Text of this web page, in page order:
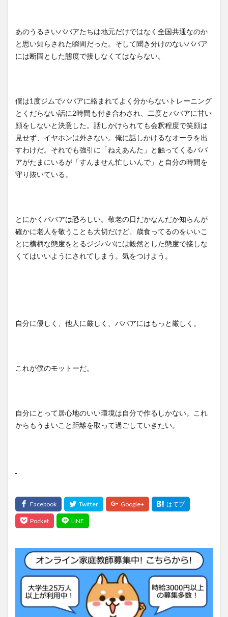
あのうるさいババアたちは地元だけではなく全国共通なのか
と思い知らされた瞬間だった。そして聞き分けのないババア
には断固とした態度で接しなくてはならない。
僕は1度ジムでババアに絡まれてよく分からないトレーニング
とくだらない話に2時間も付き合わされ、二度とババアに甘い
顔をしないと決意した。話しかけられても会釈程度で笑顔は
見せず、イヤホンは外さない。俺に話しかけるなオーラを出
すわけだ。それでも強引に「ねえあんた」と触ってくるババ
アがたまにいるが「すんません忙しいんで」と自分の時間を
守り抜いている。
とにかくババアは恐ろしい。敬老の日だかなんだか知らんが
確かに老人を敬うことも大切だけど、歳食ってるのをいいこ
とに横柄な態度をとるジジババには毅然とした態度で接しな
くてはいいようにされてしまう。気をつけよう。
自分に優しく、他人に厳しく、ババアにはもっと厳しく。
これが僕のモットーだ。
自分にとって居心地のいい環境は自分で作るしかない。これ
からもうまいこと距離を取って過ごしていきたい。